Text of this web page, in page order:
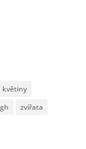
květiny
zvířata